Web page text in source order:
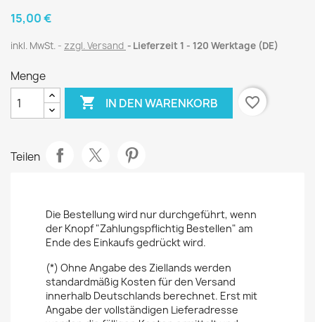
15,00 €
inkl. MwSt. zzgl. Versand Lieferzeit 1 - 120 Werktage (DE)
Menge
 IN DEN WARENKORB favorite_border
Teilen
Die Bestellung wird nur durchgeführt, wenn
der Knopf "Zahlungspflichtig Bestellen" am
Ende des Einkaufs gedrückt wird.
(*) Ohne Angabe des Ziellands werden
standardmäßig Kosten für den Versand
innerhalb Deutschlands berechnet. Erst mit
Angabe der vollständigen Lieferadresse